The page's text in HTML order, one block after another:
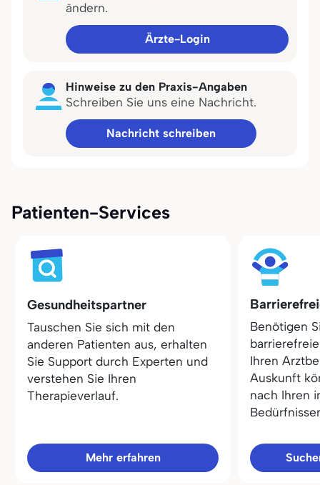
ändern.
Ärzte-Login
Hinweise zu den Praxis-Angaben
Schreiben Sie uns eine Nachricht.
Nachricht schreiben
Patienten-Services
Gesundheitspartner
Tauschen Sie sich mit den
anderen Patienten aus, erhalten
Sie Support durch Experten und
verstehen Sie Ihren
Therapieverlauf.
Mehr erfahren
Benötigen
Ihren
Auskunft
nach Ihren